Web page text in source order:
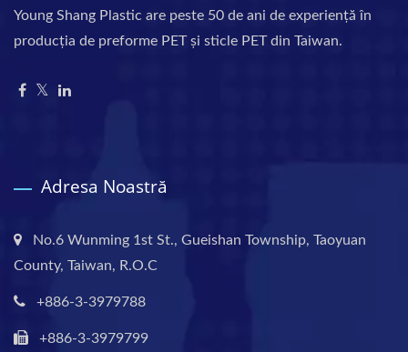
Young Shang Plastic are peste 50 de ani de experiență în
producția de preforme PET și sticle PET din Taiwan.
Adresa Noastră
No.6 Wunming 1st St., Gueishan Township, Taoyuan
County, Taiwan, R.O.C
+886-3-3979788
+886-3-3979799